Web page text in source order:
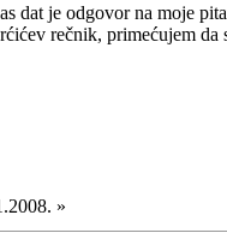
dat je odgovor na moje
rečnik, primećujem
»